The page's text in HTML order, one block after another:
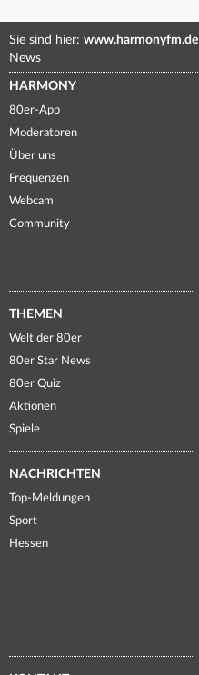
Sie sind hier: www.harmonyfm.de
News
HARMONY
80er-App
Moderatoren
Über uns
Frequenzen
Webcam
Community
THEMEN
Welt der 80er
80er Star News
80er Quiz
Aktionen
Spiele
NACHRICHTEN
Top-Meldungen
Sport
Hessen